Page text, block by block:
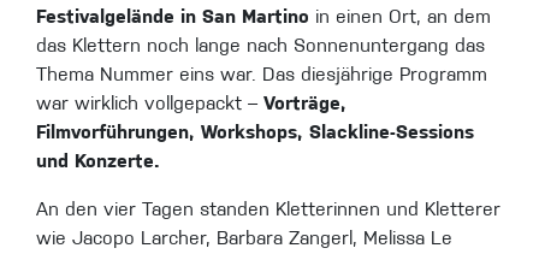
Festivalgelände in San Martino in einen Ort, an dem
das Klettern noch lange nach Sonnenuntergang das
Thema Nummer eins war. Das diesjährige Programm
war wirklich vollgepackt – Vorträge,
Filmvorführungen, Workshops, Slackline-Sessions
und Konzerte.
An den vier Tagen standen Kletterinnen und Kletterer
wie Jacopo Larcher, Barbara Zangerl, Melissa Le